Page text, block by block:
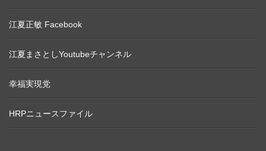
江夏正敏 Facebook
江夏まさとしYoutubeチャンネル
幸福実現党
HRPニュースファイル